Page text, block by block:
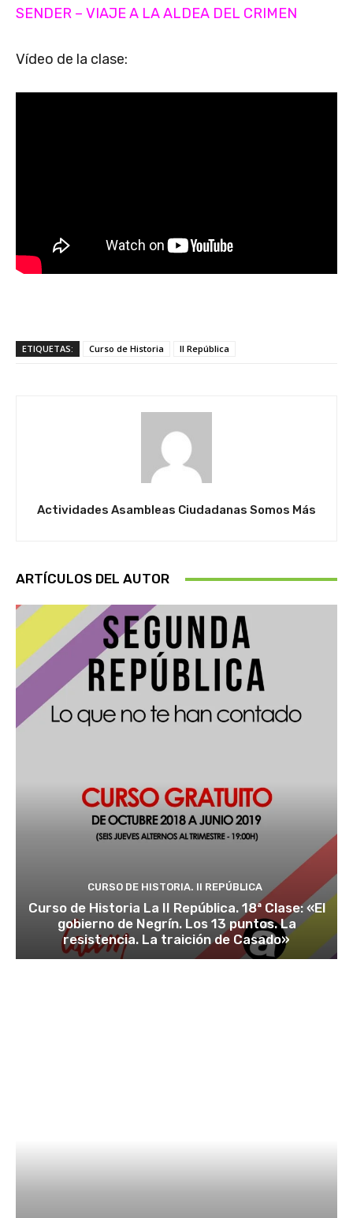
SENDER – VIAJE A LA ALDEA DEL CRIMEN
Vídeo de la clase:
ETIQUETAS: Curso de Historia II República
Actividades Asambleas Ciudadanas Somos Más
ARTÍCULOS DEL AUTOR
CURSO DE HISTORIA. II REPÚBLICA
Curso de Historia La II República. 18ª Clase: «El
gobierno de Negrín. Los 13 puntos. La
resistencia. La traición de Casado»